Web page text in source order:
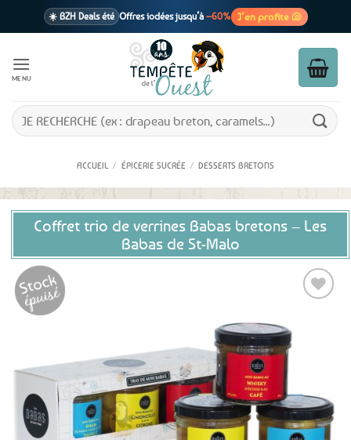
☀️ BZH Deals été Offres iodées jusqu’à –60% J’en profite 🐚
1 cadeau offertdès 39€ d’achats
En point relais dès 3,95€ seulement
MENU
Recherche
pour :
ACCUEIL / ÉPICERIE SUCRÉE / DESSERTS BRETONS
Coffret trio de verrines Babas bretons – Les
Babas de St-Malo